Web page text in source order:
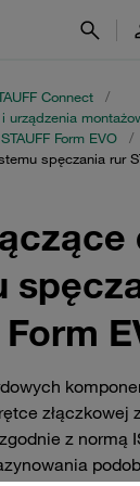
Connect
/
urządzenia
Form EVO
/
spęczania rur
złączkowej
z normą